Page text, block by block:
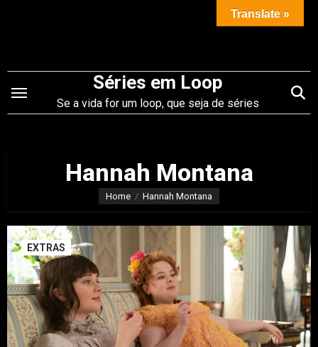
conteúdo
Séries em Loop
Se a vida for um loop, que seja de séries
Hannah Montana
Home Hannah Montana
EXTRAS
Translate »